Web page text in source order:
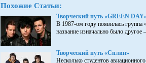
Похожие Статьи:
Творческий путь «GREEN
В 1987-ом году появилась
название изначально было другое
Творческий путь «Сплин»
Несколько студентов